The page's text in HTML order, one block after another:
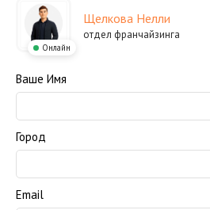
Онлайн
Щелкова Нелли
отдел франчайзинга
Ваше Имя
Город
Email